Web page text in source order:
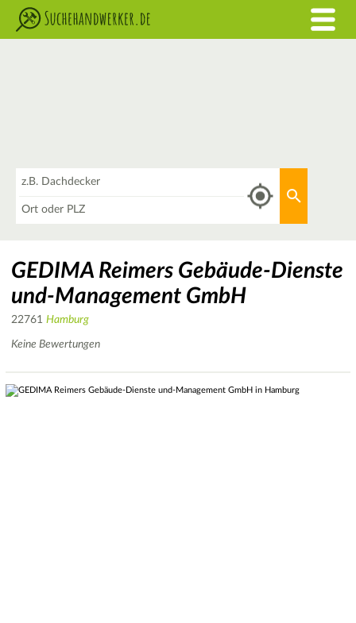
GEDIMA Reimers Gebäude-Dienste
und-Management GmbH
22761 Hamburg
Keine Bewertungen